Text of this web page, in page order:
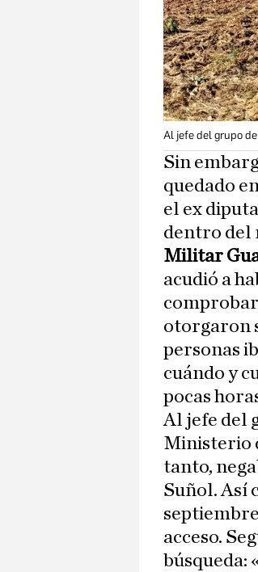
Al jefe del grupo
Sin
quedado
el ex
dentro del
Militar
acudió a
otorgaron
personas
cuándo y
pocas
Al jefe del
Ministerio
tanto,
Suñol. Así
acceso.
búsqueda: